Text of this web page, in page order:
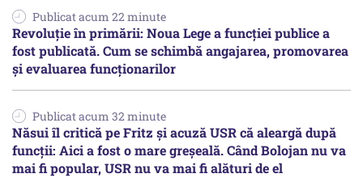
Publicat acum 22 minute
Revoluție în primării: Noua Lege a funcției publice a
fost publicată. Cum se schimbă angajarea, promovarea
și evaluarea funcționarilor
Publicat acum 32 minute
Năsui îl critică pe Fritz și acuză USR că aleargă după
funcții: Aici a fost o mare greșeală. Când Bolojan nu va
mai fi popular, USR nu va mai fi alături de el